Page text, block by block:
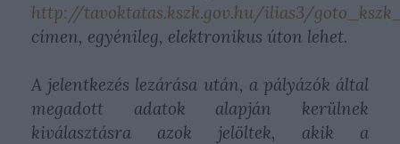
http://tavoktatas.kszk.gov.hu/ilias3/
címen, egyénileg, elektronikus úton lehet.
A jelentkezés lezárása után, a pályázók által
megadott adatok alapján kerülnek
kiválasztásra azok jelöltek, akik a